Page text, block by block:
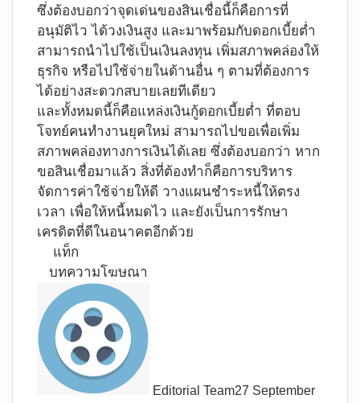
ซึ่งต้องบอกว่าจุดเด่นของสินเชื่อนี้ก็คือการที่
อนุมัติไว ได้วงเงินสูง และมาพร้อมกับดอกเบี้ยต่ำ
สามารถนำไปใช้เป็นเงินลงทุน เพิ่มสภาพคล่องให้
ธุรกิจ หรือไปใช้จ่ายในด้านอื่น ๆ ตามที่ต้องการ
ได้อย่างสะดวกสบายเลยทีเดียว
และทั้งหมดนี้ก็คือแหล่งเงินกู้ดอกเบี้ยต่ำ ที่ตอบ
โจทย์คนทำงานยุคใหม่ สามารถไปขอเพื่อเพิ่ม
สภาพคล่องทางการเงินได้เลย ซึ่งต้องบอกว่า หาก
ขอสินเชื่อมาแล้ว สิ่งที่ต้องทำก็คือการบริหาร
จัดการค่าใช้จ่ายให้ดี วางแผนชำระหนี้ให้ตรง
เวลา เพื่อให้หนี้หมดไว และยังเป็นการรักษา
เครดิตที่ดีในอนาคตอีกด้วย
แท็ก
บทความโฆษณา
Editorial Team27 September